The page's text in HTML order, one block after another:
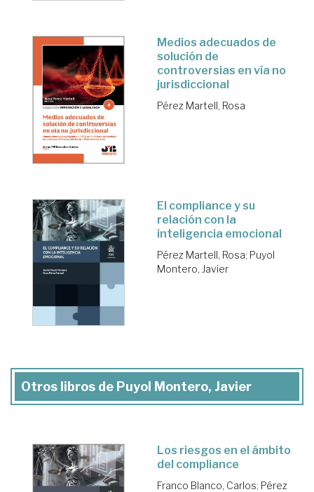
Medios adecuados de
solución de
controversias en vía no
jurisdiccional
Pérez Martell, Rosa
El compliance y su
relación con la
inteligencia emocional
Pérez Martell, Rosa; Puyol
Montero, Javier
Otros libros de Puyol Montero, Javier
Los riesgos en el ámbito
del compliance
Franco Blanco, Carlos; Pérez